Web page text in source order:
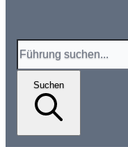
Suchen